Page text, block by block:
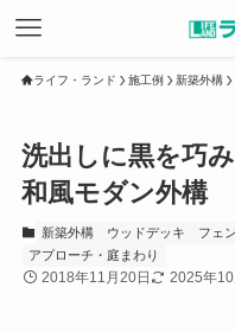
ライフ・ランド 施工例 新築外構
洗出しに黒を巧
和風モダン外構
新築外構 ウッドデッキ フェ
アプローチ・庭まわり
2018年11月20日 2025年10